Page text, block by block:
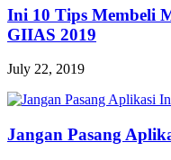
Ini 10 Tips Membeli
GIIAS 2019
July 22, 2019
Jangan Pasang